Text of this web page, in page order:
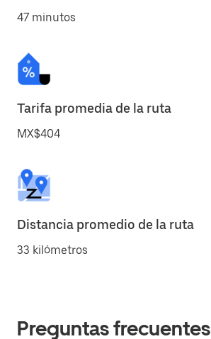
47 minutos
Tarifa promedia de la ruta
MX$404
Distancia promedio de la ruta
33 kilómetros
Preguntas frecuentes